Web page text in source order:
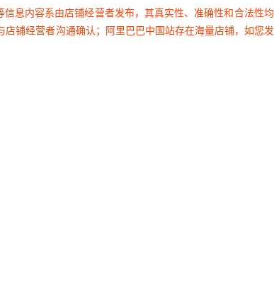
息内容系由店铺经营者发布，其真实性、准确性和合法性
铺经营者沟通确认；阿里巴巴中国站存在海量店铺，如您